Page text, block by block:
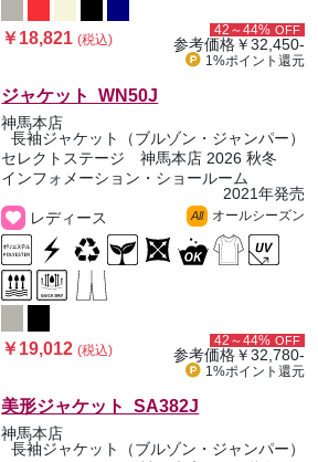
￥18,821(税込)
42～44% OFF
参考価格￥32,450-
1%ポイント 還元
ジャケット WN50J
神馬本店
長袖ジャケット（ブルゾン・ジャンパー）
セレクトステージ 神馬本店 2026 秋冬
インフォメーション・ショールーム
2021年発売
レディース
All オールシーズン
￥19,012(税込)
42～44% OFF
参考価格￥32,780-
1%ポイント 還元
美形ジャケット SA382J
神馬本店
長袖ジャケット（ブルゾン・ジャンパー）